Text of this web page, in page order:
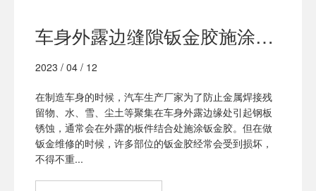
车身外露边缝隙钣金胶施涂新技术
2023 / 04 / 12
在制造车身的时候，汽车生产厂家为了防止金属焊接残
留物、水、雪、尘土等聚集在车身外露边缘处引起钢板
锈蚀，通常会在外露的板件结合处施涂钣金胶。但在做
钣金维修的时候，许多部位的钣金胶经常会受到损坏，
不得不重...